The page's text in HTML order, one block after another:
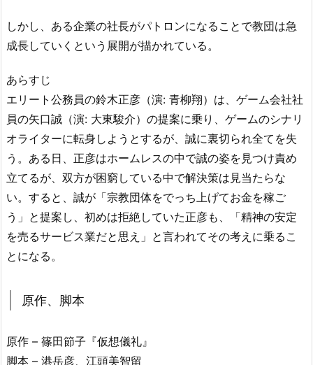
しかし、ある企業の社長がパトロンになることで教団は急
成長していくという展開が描かれている。
あらすじ
エリート公務員の鈴木正彦（演: 青柳翔）は、ゲーム会社社
員の矢口誠（演: 大東駿介）の提案に乗り、ゲームのシナリ
オライターに転身しようとするが、誠に裏切られ全てを失
う。ある日、正彦はホームレスの中で誠の姿を見つけ責め
立てるが、双方が困窮している中で解決策は見当たらな
い。すると、誠が「宗教団体をでっち上げてお金を稼ご
う」と提案し、初めは拒絶していた正彦も、「精神の安定
を売るサービス業だと思え」と言われてその考えに乗るこ
とになる。
原作、脚本
原作 – 篠田節子『仮想儀礼』
脚本 – 港岳彦、江頭美智留